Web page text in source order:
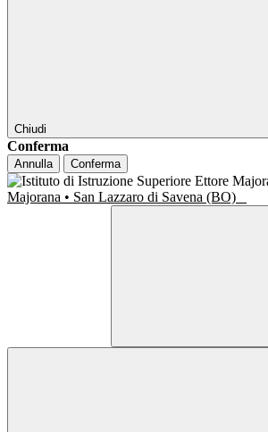
Chiudi
Conferma
Annulla Conferma
Majorana • San Lazzaro di Savena (BO)